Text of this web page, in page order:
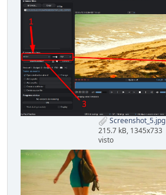
Screenshot_5.jpg
215.7 kB, 1345x733
visto